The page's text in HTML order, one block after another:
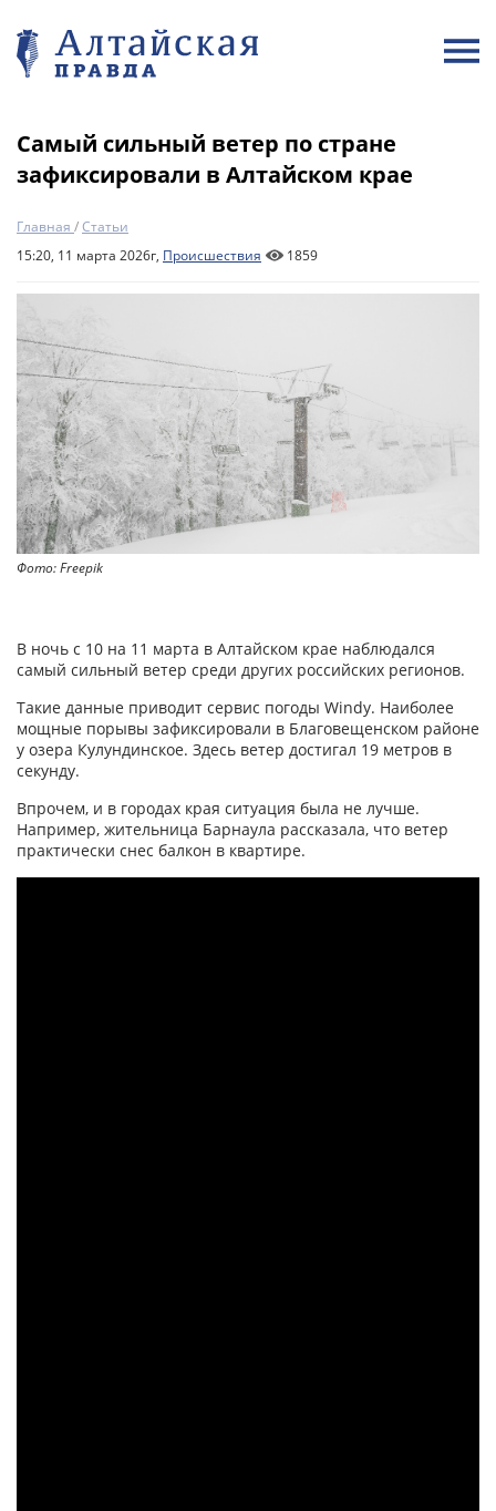
Самый сильный ветер по стране
зафиксировали в Алтайском крае
Главная /Статьи
15:20, 11 марта 2026г, Происшествия 1859
Фото: Freepik
В ночь с 10 на 11 марта в Алтайском крае наблюдался
самый сильный ветер среди других российских регионов.
Такие данные приводит сервис погоды Windy. Наиболее
мощные порывы зафиксировали в Благовещенском районе
у озера Кулундинское. Здесь ветер достигал 19 метров в
секунду.
Впрочем, и в городах края ситуация была не лучше.
Например, жительница Барнаула рассказала, что ветер
практически снес балкон в квартире.